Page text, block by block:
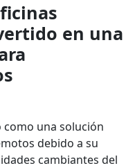
en una
una solución
debido a su
cambiantes del